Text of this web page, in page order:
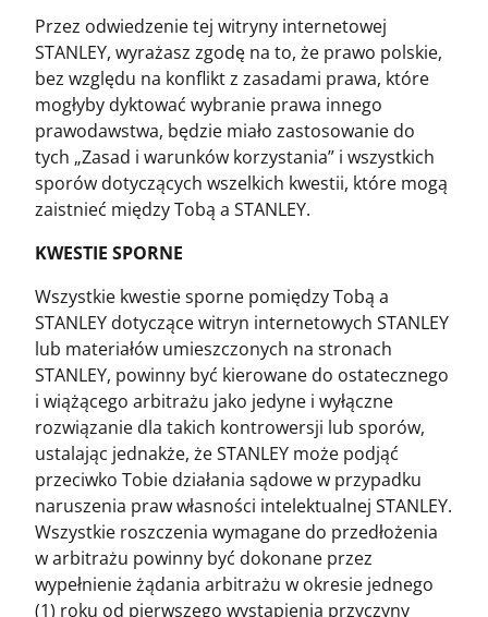
Przez odwiedzenie tej witryny internetowej
STANLEY, wyrażasz zgodę na to, że prawo polskie,
bez względu na konflikt z zasadami prawa, które
mogłyby dyktować wybranie prawa innego
prawodawstwa, będzie miało zastosowanie do
tych „Zasad i warunków korzystania” i wszystkich
sporów dotyczących wszelkich kwestii, które mogą
zaistnieć między Tobą a STANLEY.
KWESTIE SPORNE
Wszystkie kwestie sporne pomiędzy Tobą a
STANLEY dotyczące witryn internetowych STANLEY
lub materiałów umieszczonych na stronach
STANLEY, powinny być kierowane do ostatecznego
i wiążącego arbitrażu jako jedyne i wyłączne
rozwiązanie dla takich kontrowersji lub sporów,
ustalając jednakże, że STANLEY może podjąć
przeciwko Tobie działania sądowe w przypadku
naruszenia praw własności intelektualnej STANLEY.
Wszystkie roszczenia wymagane do przedłożenia
w arbitrażu powinny być dokonane przez
wypełnienie żądania arbitrażu w okresie jednego
(1) roku od pierwszego wystąpienia przyczyny